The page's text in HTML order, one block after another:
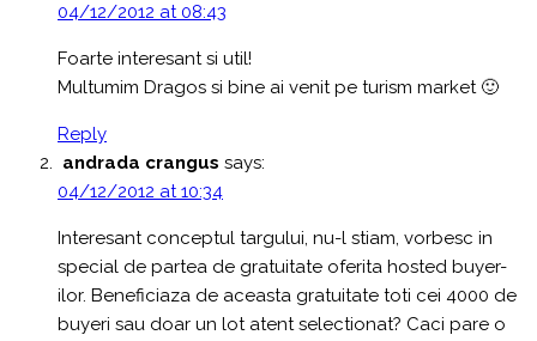
04/12/2012 at 08:43
Foarte interesant si util!
Multumim Dragos si bine ai venit pe turism market 🙂
Reply
andrada crangus says:
04/12/2012 at 10:34
Interesant conceptul targului, nu-l stiam, vorbesc in
special de partea de gratuitate oferita hosted buyer-
ilor. Beneficiaza de aceasta gratuitate toti cei 4000 de
buyeri sau doar un lot atent selectionat? Caci pare o